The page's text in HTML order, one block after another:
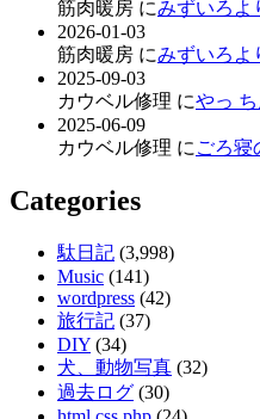
筋肉暖房 にみずいろよ
2026-01-03
筋肉暖房 にみずいろよ
2025-09-03
カウベル修理 にやっ ち
2025-06-09
カウベル修理 に ごろ寝
Categories
駄日記 (3,998)
Music (141)
wordpress (42)
旅行記 (37)
DIY (34)
犬、動物写真 (32)
過去ログ (30)